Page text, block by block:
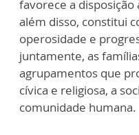
favorece a
além disso, constitui
operosidade e
juntamente, as
agrupamentos que
cívica e religiosa, a
comunidade humana.